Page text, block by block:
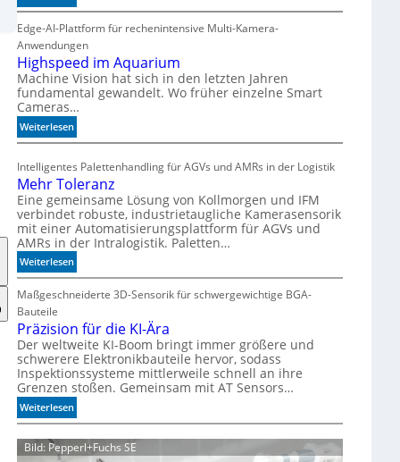
C
o
i
l
s
z
ä
l
n
Edge-AI-Plattform für rechenintensive Multi-Kamera-
Anwendungen
Highspeed im Aquarium
Machine Vision hat sich in den letzten Jahren
fundamental gewandelt. Wo früher einzelne Smart
Cameras…
Weiterlesen:
H
g
h
s
p
e
e
d
m
q
u
a
r
i
u
Intelligentes Palettenhandling für AGVs und AMRs in der Logistik
Mehr Toleranz
Eine gemeinsame Lösung von Kollmorgen und IFM
verbindet robuste, industrietaugliche Kamerasensorik
mit einer Automatisierungsplattform für AGVs und
AMRs in der Intralogistik. Paletten…
Weiterlesen:
M
e
r
T
o
l
e
r
a
n
z
Maßgeschneiderte 3D-Sensorik für schwergewichtige BGA-
Bauteile
Präzision für die KI-Ära
Der weltweite KI-Boom bringt immer größere und
schwerere Elektronikbauteile hervor, sodass
Inspektionssysteme mittlerweile schnell an ihre
Grenzen stoßen. Gemeinsam mit AT Sensors…
Weiterlesen:
P
r
ä
Bild: Pepperl+Fuchs SE